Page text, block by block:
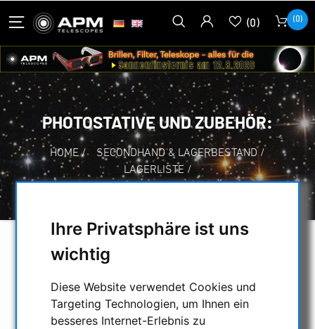
Ihre Privatsphäre ist uns
wichtig
Diese Website verwendet Cookies und
Targeting Technologien, um Ihnen ein
besseres Internet-Erlebnis zu
(0) (0)
PHOTOSTATIVE UND ZUBEHÖR:
HOME / SECONDHAND & LAGERBESTAND /
LAGERLISTE /
AUSWAHL
KATEGORIEN